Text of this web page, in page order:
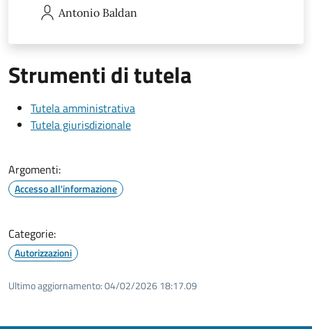
Antonio Baldan
Strumenti di tutela
Tutela amministrativa
Tutela giurisdizionale
Argomenti:
Accesso all'informazione
Categorie:
Autorizzazioni
Ultimo aggiornamento:04/02/2026 18:17.09